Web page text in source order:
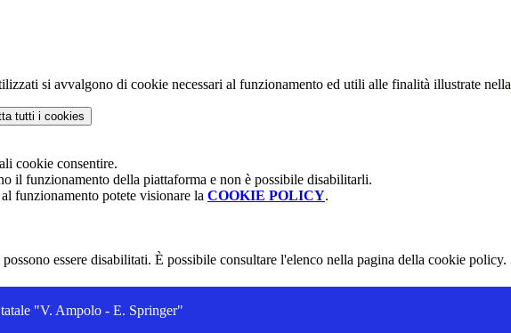
si avvalgono di cookie necessari al funzionamento ed utili alle finalità illustrate nella
tutti i cookies
cookie consentire.
il funzionamento della piattaforma e non è possibile disabilitarli.
funzionamento potete visionare la COOKIE POLICY.
essere disabilitati. È possibile consultare l'elenco nella pagina della cookie policy.
"V. Ampolo - E. Springer"